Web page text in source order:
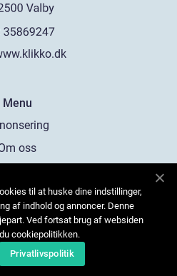
Menu
oss
oss
til at huske dine indstillinger,
af indhold og annoncer. Denne
Ved fortsat brug af websiden
cookiepolitikken.
Privatlivspolitik